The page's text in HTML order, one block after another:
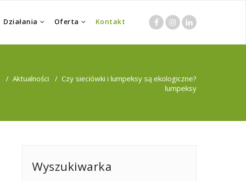
Działania Oferta Kontakt
/ Aktualności / Czy sieciówki i lumpeksy są ekologiczne?
lumpeksy
Wyszukiwarka